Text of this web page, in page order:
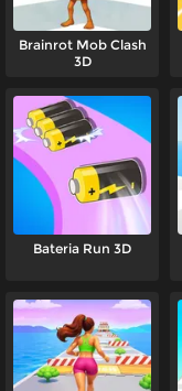
Brainrot Mob Clash
3D
Bateria Run 3D